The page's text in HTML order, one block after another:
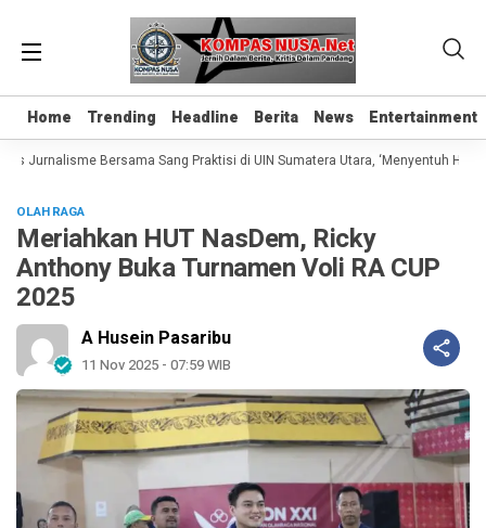
Home Trending Headline Berita News Entertainment
Home Trending Headline Berita News Entertainment
Jurnalisme Bersama Sang Praktisi di UIN Sumatera Utara, ‘Menyentuh Hati
OLAH RAGA
Meriahkan HUT NasDem, Ricky
Anthony Buka Turnamen Voli RA CUP
2025
A Husein Pasaribu
11 Nov 2025 - 07:59 WIB